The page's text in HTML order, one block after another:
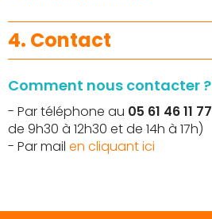
4. Contact
Comment nous contacter ?
- Par téléphone au 05 61 46 11 77
de 9h30 à 12h30 et de 14h à 17h)
- Par mail en cliquant ici